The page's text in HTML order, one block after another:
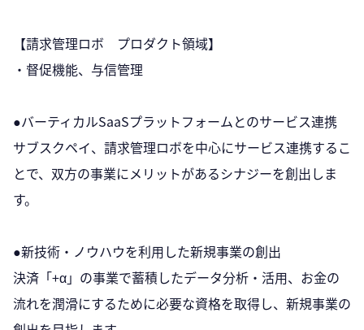
【請求管理ロボ プロダクト領域】
・督促機能、与信管理
●バーティカルSaaSプラットフォームとのサービス連携
サブスクペイ、請求管理ロボを中心にサービス連携するこ
とで、双方の事業にメリットがあるシナジーを創出しま
す。
●新技術・ノウハウを利用した新規事業の創出
決済「+α」の事業で蓄積したデータ分析・活用、お金の
流れを潤滑にするために必要な資格を取得し、新規事業の